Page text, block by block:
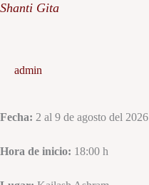
Shanti Gita
admin
Fecha: 2 al 9 de agosto del 2026
Hora de inicio: 18:00 h
Shanti